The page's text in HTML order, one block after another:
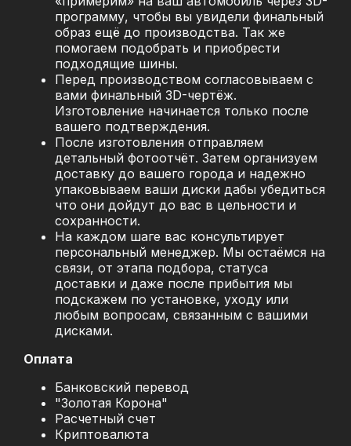
программу, чтобы вы увидели финальный
образ ещё до производства. Так же
помогаем подобрать и приобрести
подходящие шины.
Перед производством согласовываем с
вами финальный 3D-чертёж.
Изготовление начинается только после
вашего подтверждения.
После изготовления отправляем
детальный фотоотчёт. Затем организуем
доставку до вашего города и надежно
упаковываем ваши диски дабы убедиться
что они дойдут до вас в цельности и
сохранности.
На каждом шаге вас консультирует
персональный менеджер. Мы остаёмся на
связи, от этапа подбора, статуса
доставки и даже после прибытия мы
подскажем по установке, уходу или
любым вопросам, связанным с вашими
дисками.
Оплата
Банковский перевод
"Золотая Корона"
Расчетный счет
Криптовалюта